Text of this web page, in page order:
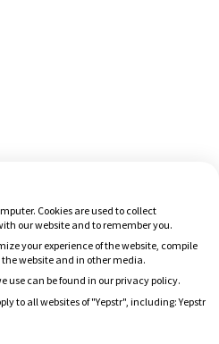
Cookies are used to collect
our website and to remember you.
your experience of the website, compile
website and in other media.
use can be found in our privacy policy.
to all websites of "Yepstr", including: Yepstr